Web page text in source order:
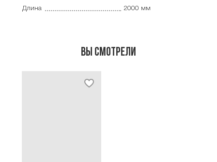
Длина
2000 мм
Вы смотрели